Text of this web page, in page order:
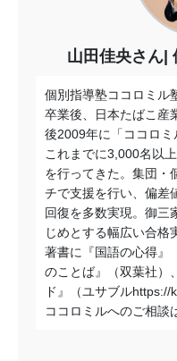
山田佳央さん
個別指導塾ココロミル
卒業後、日本たばこ産
後2009年に「ココロミ
これまでに3,000名以
を行ってきた。集団・
チで支援を行い、偏差
回復を多数実現。御三
じめとする幅広い合格
著書に『国語の心得』
のことば』（双葉社）
ド』（ユサブルhttps://
ココロミルへのご相談